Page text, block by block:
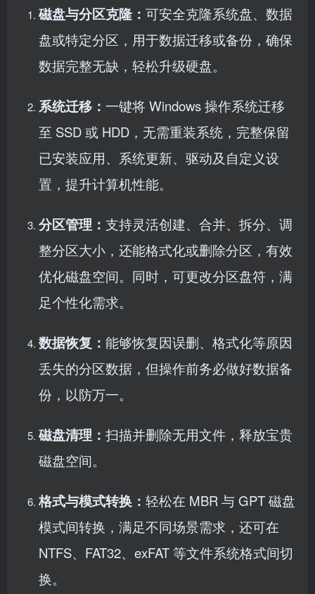
磁盘与分区克隆： 可安全克隆系统盘、数据
盘或特定分区，用于数据迁移或备份，确保
数据完整无缺，轻松升级硬盘。
系统迁移： 一键将 Windows 操作系统迁移
至 SSD 或 HDD，无需重装系统，完整保留
已安装应用、系统更新、驱动及自定义设
置，提升计算机性能。
分区管理： 支持灵活创建、合并、拆分、调
整分区大小，还能格式化或删除分区，有效
优化磁盘空间。同时，可更改分区盘符，满
足个性化需求。
数据恢复： 能够恢复因误删、格式化等原因
丢失的分区数据，但操作前务必做好数据备
份，以防万一。
磁盘清理： 扫描并删除无用文件，释放宝贵
磁盘空间。
格式与模式转换： 轻松在 MBR 与 GPT 磁盘
模式间转换，满足不同场景需求，还可在
NTFS、FAT32、exFAT 等文件系统格式间切
换。